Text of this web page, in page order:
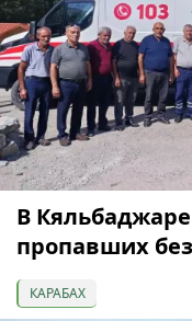
В
пропавших
КАРАБАХ